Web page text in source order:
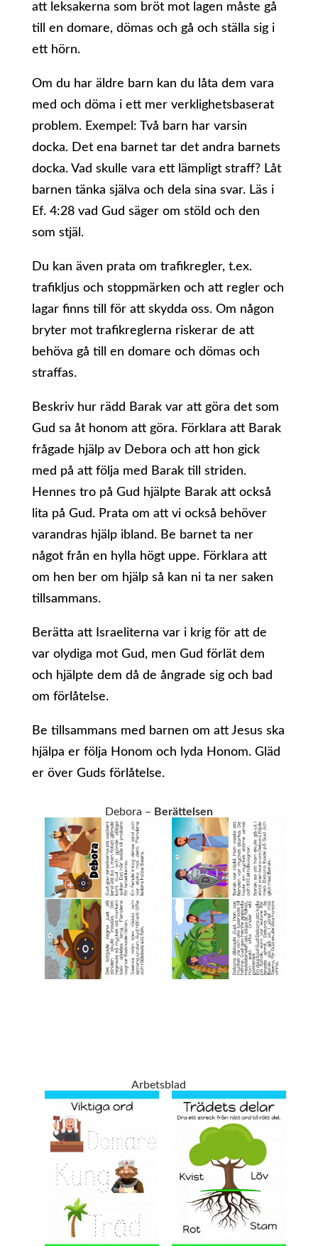
att leksakerna som bröt mot lagen måste gå
till en domare, dömas och gå och ställa sig i
ett hörn.
Om du har äldre barn kan du låta dem vara
med och döma i ett mer verklighetsbaserat
problem. Exempel: Två barn har varsin
docka. Det ena barnet tar det andra barnets
docka. Vad skulle vara ett lämpligt straff? Låt
barnen tänka själva och dela sina svar. Läs i
Ef. 4:28 vad Gud säger om stöld och den
som stjäl.
Du kan även prata om trafikregler, t.ex.
trafikljus och stoppmärken och att regler och
lagar finns till för att skydda oss. Om någon
bryter mot trafikreglerna riskerar de att
behöva gå till en domare och dömas och
straffas.
Beskriv hur rädd Barak var att göra det som
Gud sa åt honom att göra. Förklara att Barak
frågade hjälp av Debora och att hon gick
med på att följa med Barak till striden.
Hennes tro på Gud hjälpte Barak att också
lita på Gud. Prata om att vi också behöver
varandras hjälp ibland. Be barnet ta ner
något från en hylla högt uppe. Förklara att
om hen ber om hjälp så kan ni ta ner saken
tillsammans.
Berätta att Israeliterna var i krig för att de
var olydiga mot Gud, men Gud förlät dem
och hjälpte dem då de ångrade sig och bad
om förlåtelse.
Be tillsammans med barnen om att Jesus ska
hjälpa er följa Honom och lyda Honom. Gläd
er över Guds förlåtelse.
Debora – Berättelsen
Arbetsblad